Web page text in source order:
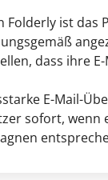
Folderly ist
dass ihre
E-Mail-
sofort,